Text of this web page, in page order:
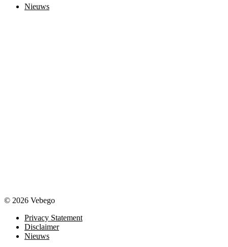
Nieuws
© 2026 Vebego
Privacy Statement
Disclaimer
Nieuws